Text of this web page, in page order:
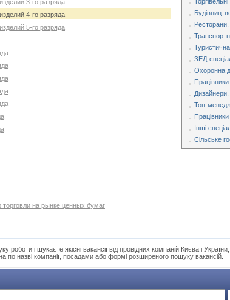
3-го разряда
4-го разряда
5-го разряда
торговли на рынке ценных бумаг
Ресторани,
Туристична
ЗЕД-
Охоронна
Топ-
Інші
Сільське
і шукаєте якісні вакансії від провідних компаній Києва і
по назві компанії, посадами або формі розширеного пошуку вакансій.